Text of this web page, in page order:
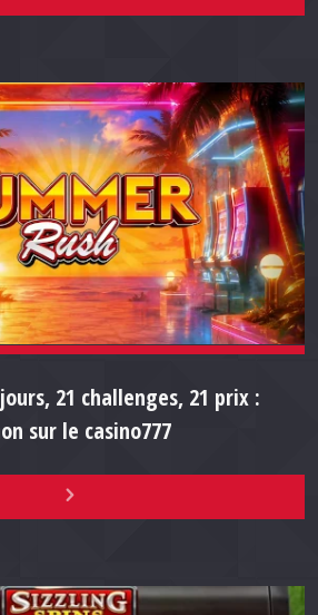
21 challenges, 21 prix :
sur le casino777